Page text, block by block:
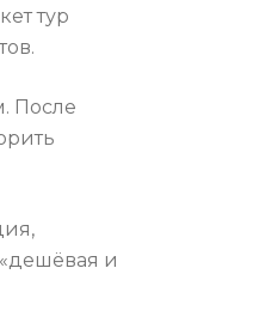
тур
После
и